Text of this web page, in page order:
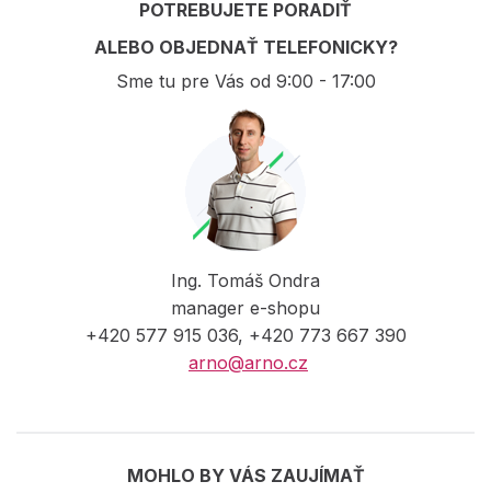
POTREBUJETE PORADIŤ
ALEBO OBJEDNAŤ TELEFONICKY?
Sme tu pre Vás od 9:00 - 17:00
Ing. Tomáš Ondra
manager e-shopu
+420 577 915 036, +420 773 667 390
arno@arno.cz
MOHLO BY VÁS ZAUJÍMAŤ